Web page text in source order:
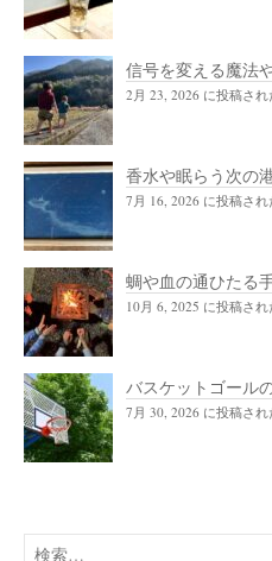
信号を変える魔法
2月 23, 2026 に投稿され
香水や眠らう次の
7月 16, 2026 に投稿され
蜩や血の通ひたる
10月 6, 2025 に投稿され
バスケットゴール
7月 30, 2026 に投稿され
検